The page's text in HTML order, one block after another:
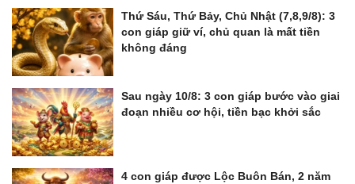
Thứ Sáu, Thứ Bảy, Chủ Nhật (7,8,9/8): 3
con giáp giữ ví, chủ quan là mất tiền
không đáng
Sau ngày 10/8: 3 con giáp bước vào giai
đoạn nhiều cơ hội, tiền bạc khởi sắc
4 con giáp được Lộc Buôn Bán, 2 năm